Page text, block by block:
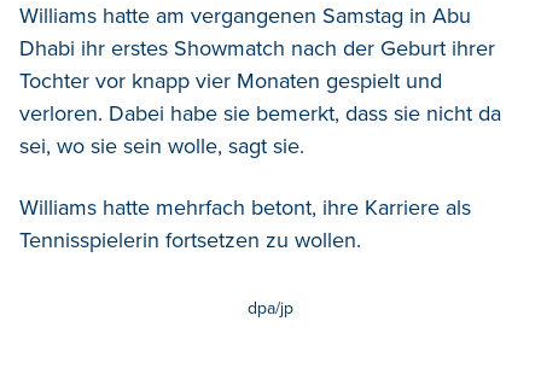
Williams hatte am vergangenen Samstag in Abu
Dhabi ihr erstes Showmatch nach der Geburt ihrer
Tochter vor knapp vier Monaten gespielt und
verloren. Dabei habe sie bemerkt, dass sie nicht da
sei, wo sie sein wolle, sagt sie.
Williams hatte mehrfach betont, ihre Karriere als
Tennisspielerin fortsetzen zu wollen.
dpa/jp